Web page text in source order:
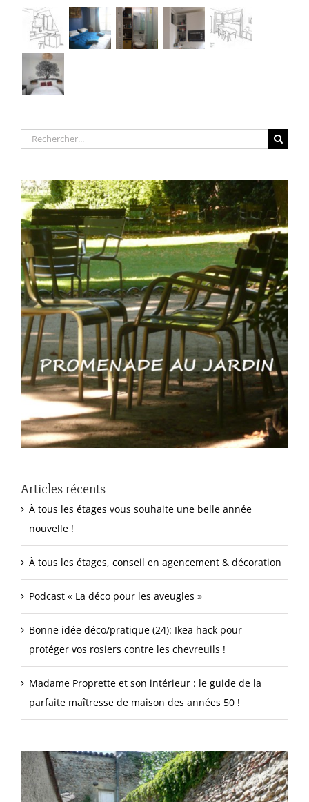
Rechercher:
Articles récents
À tous les étages vous souhaite une belle année
nouvelle !
À tous les étages, conseil en agencement & décoration
Podcast « La déco pour les aveugles »
Bonne idée déco/pratique (24): Ikea hack pour
protéger vos rosiers contre les chevreuils !
Madame Proprette et son intérieur : le guide de la
parfaite maîtresse de maison des années 50 !